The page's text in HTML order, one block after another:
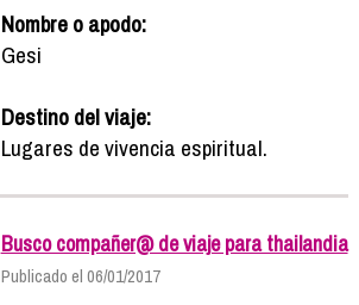
Nombre o apodo:
Gesi
Destino del viaje:
Lugares de vivencia espiritual.
Busco compañer@ de viaje para thailandia
Publicado el 06/01/2017